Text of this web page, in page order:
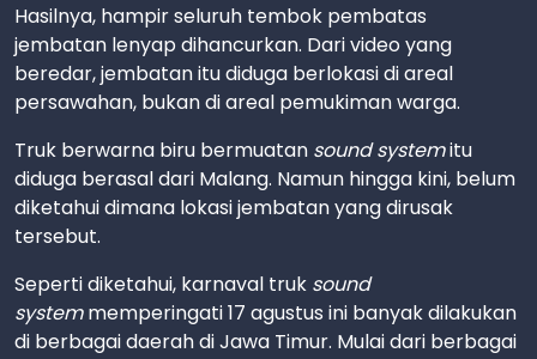
Hasilnya, hampir seluruh tembok pembatas
jembatan lenyap dihancurkan. Dari video yang
beredar, jembatan itu diduga berlokasi di areal
persawahan, bukan di areal pemukiman warga.
Truk berwarna biru bermuatan sound systemitu
diduga berasal dari Malang. Namun hingga kini, belum
diketahui dimana lokasi jembatan yang dirusak
tersebut.
Seperti diketahui, karnaval truk sound
systemmemperingati 17 agustus ini banyak dilakukan
di berbagai daerah di Jawa Timur. Mulai dari berbagai